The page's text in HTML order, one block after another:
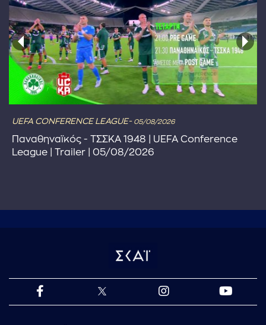
UEFA CONFERENCE LEAGUE- 05/08/2026
Παναθηναϊκός - ΤΣΣΚΑ 1948 | UEFA Conference
League | Trailer | 05/08/2026